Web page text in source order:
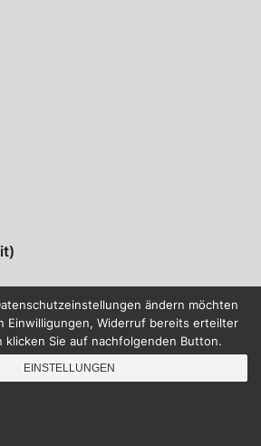
ändern möchten
Einwilligungen, Widerruf bereits erteilter
klicken Sie auf nachfolgenden Button.
EINSTELLUNGEN